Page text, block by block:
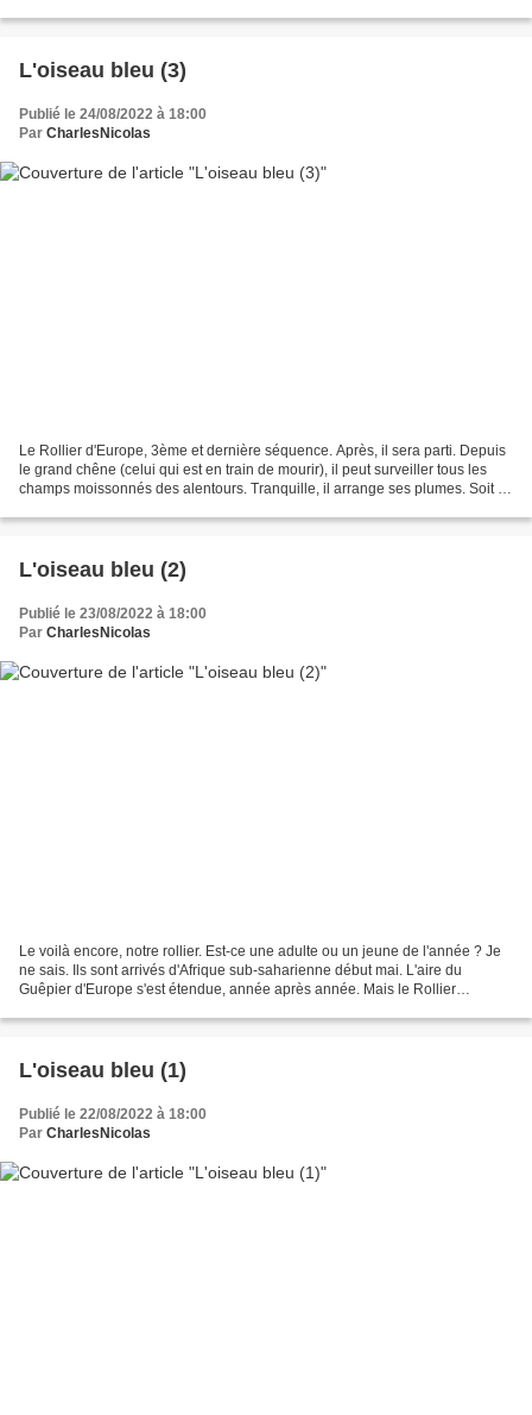
L'oiseau bleu (3)
Publié le 24/08/2022 à 18:00
Par CharlesNicolas
Le Rollier d'Europe, 3ème et dernière séquence. Après, il sera parti. Depuis
le grand chêne (celui qui est en train de mourir), il peut surveiller tous les
champs moissonnés des alentours. Tranquille, il arrange ses plumes. Soit il
L'oiseau bleu (2)
Publié le 23/08/2022 à 18:00
Par CharlesNicolas
Le voilà encore, notre rollier. Est-ce une adulte ou un jeune de l'année ? Je
ne sais. Ils sont arrivés d'Afrique sub-saharienne début mai. L'aire du
Guêpier d'Europe s'est étendue, année après année. Mais le Rollier
L'oiseau bleu (1)
Publié le 22/08/2022 à 18:00
Par CharlesNicolas